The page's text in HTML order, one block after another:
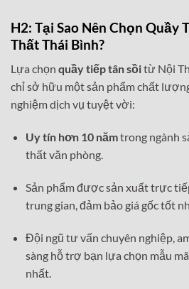
H2: Tại Sao Nên Chọn Quầy
Thất Thái Bình?
Lựa chọn quầy tiếp tân sồitừ Nội
chỉ sở hữu một sản phẩm chất
nghiệm dịch vụ tuyệt vời:
Uy tín hơn 10 nămtrong ngành
thất văn phòng.
Sản phẩm được sản xuất trực
trung gian, đảm bảo giá gốc tốt
Đội ngũ tư vấn chuyên nghiệp,
sàng hỗ trợ bạn lựa chọn mẫu
nhất.